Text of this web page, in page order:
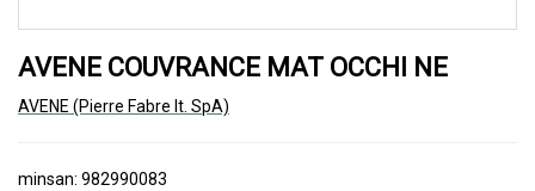
AVENE COUVRANCE MAT OCCHI NE
AVENE (Pierre Fabre It. SpA)
minsan: 982990083